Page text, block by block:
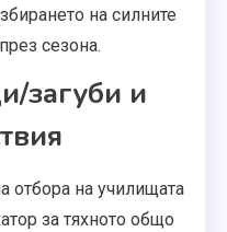
на силните
сезона.
загуби и
отбора на училищата
за тяхното общо